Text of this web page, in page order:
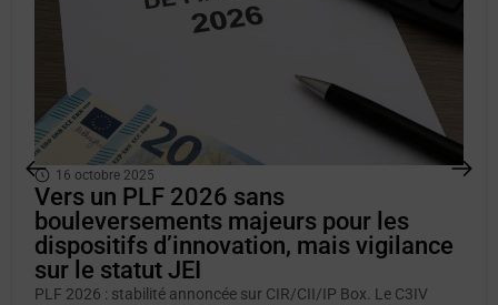
16 octobre 2025
Vers un PLF 2026 sans
bouleversements majeurs pour les
dispositifs d’innovation, mais vigilance
sur le statut JEI
PLF 2026 : stabilité annoncée sur CIR/CII/IP Box. Le C3IV